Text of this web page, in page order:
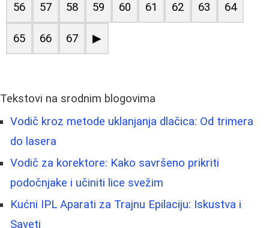
56 57 58 59 60 61 62 63 64
65 66 67 ▶
Tekstovi na srodnim blogovima
Vodič kroz metode uklanjanja dlačica: Od trimera
do lasera
Vodič za korektore: Kako savršeno prikriti
podočnjake i učiniti lice svežim
Kućni IPL Aparati za Trajnu Epilaciju: Iskustva i
Saveti